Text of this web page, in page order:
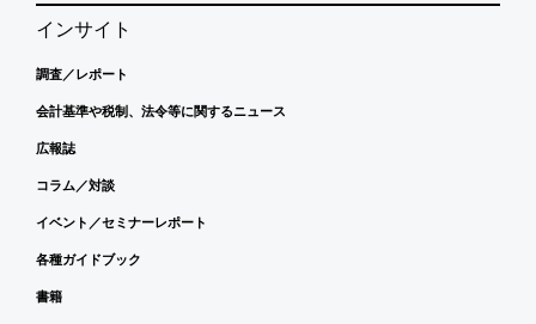
インサイト
調査／レポート
会計基準や税制、法令等に関するニュース
広報誌
コラム／対談
イベント／セミナーレポート
各種ガイドブック
書籍